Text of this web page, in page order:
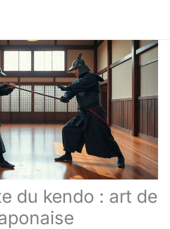
du kendo : art de